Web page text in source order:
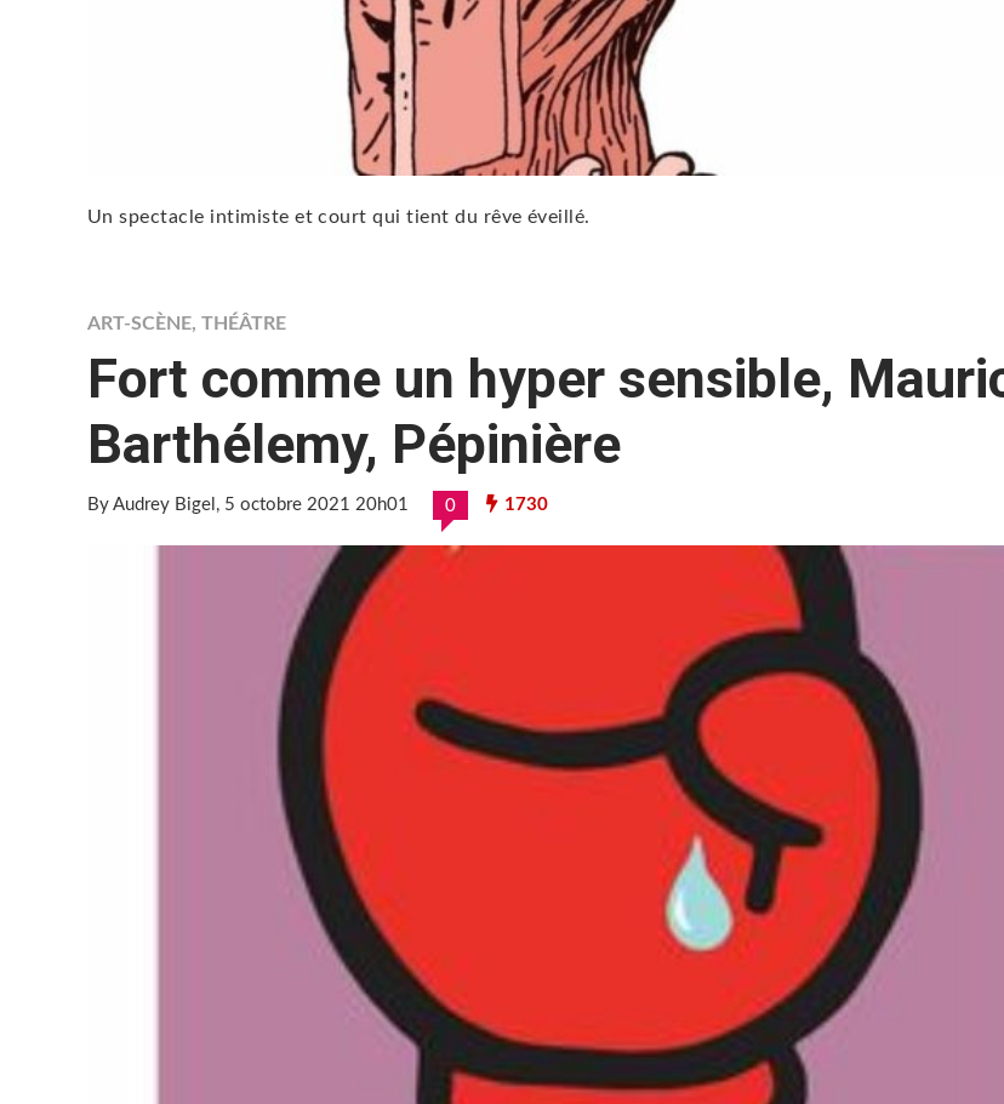
Un spectacle intimiste et court qui tient du rêve éveillé.
ART-SCÈNE, THÉÂTRE
Fort comme un hyper sensible,
Barthélemy, Pépinière
By Audrey Bigel , 5 octobre 2021 20h01 0 1730